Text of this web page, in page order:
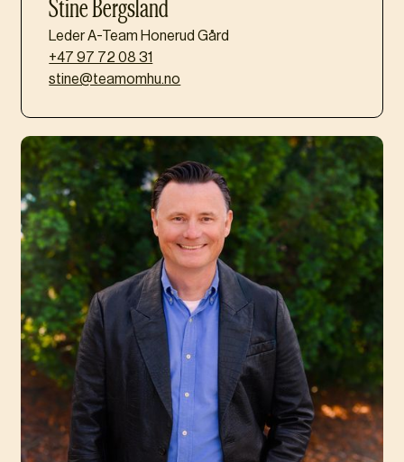
Stine Bergsland
Leder A-Team Honerud Gård
+47 97 72 08 31
stine@teamomhu.no